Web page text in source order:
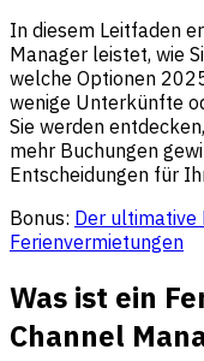
In diesem Leitfaden
Manager leistet, wie
welche Optionen
wenige Unterkünfte
Sie werden
mehr Buchungen
Entscheidungen für
Bonus: Der ultimative
Ferienvermietungen
Was ist ein
Channel